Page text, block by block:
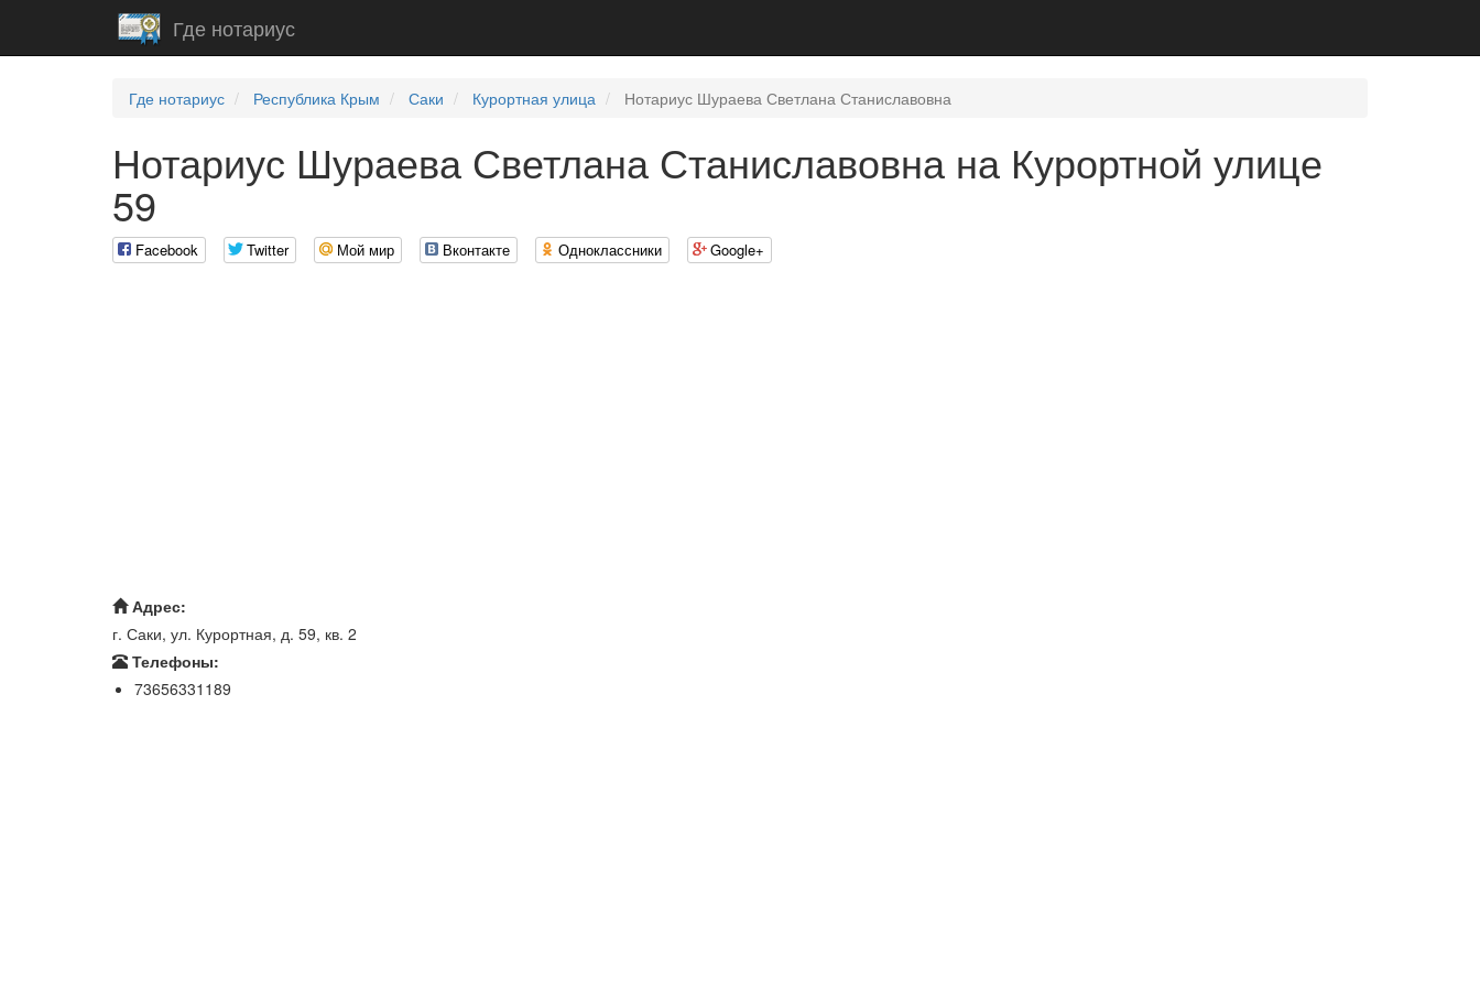
Где нотариус
Где нотариус Республика Крым Саки Курортная улица Нотариус Шураева Светлана Станиславовна
Нотариус Шураева Светлана Станиславовна на Курортной улице
59
Facebook Twitter Мой мир Вконтакте Одноклассники Google+
Адрес:
г. Саки, ул. Курортная, д. 59, кв. 2
Телефоны:
73656331189